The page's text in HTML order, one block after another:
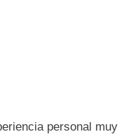
personal muy